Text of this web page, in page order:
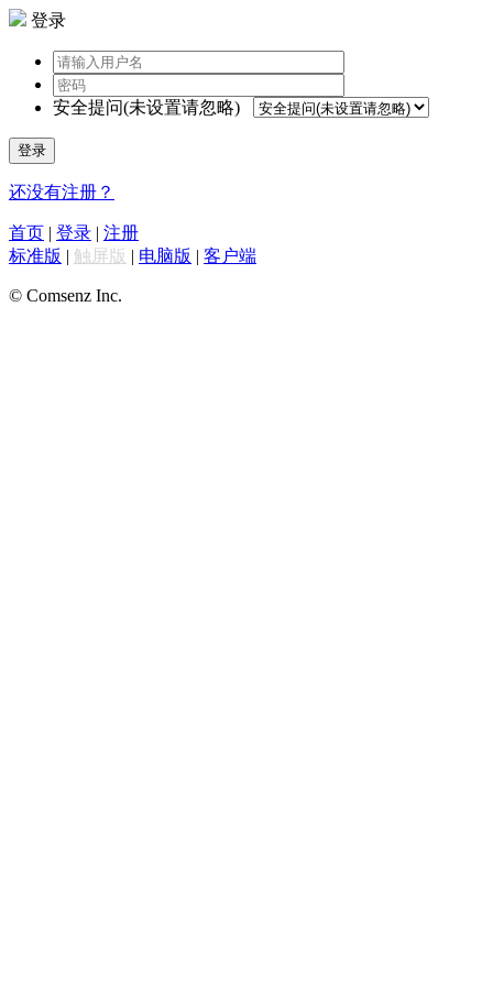
登录
安全提问(未设置请忽略)
登录
还没有注册？
首页 | 登录 | 注册
标准版 | 触屏版 | 电脑版 | 客户端
© Comsenz Inc.